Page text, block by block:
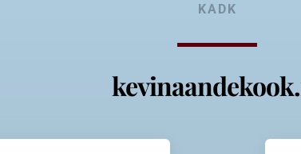
KADK